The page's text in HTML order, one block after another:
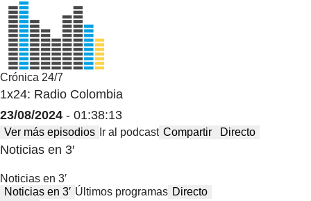
Crónica 24/7
1x24: Radio Colombia
23/08/2024 - 01:38:13
Ver más episodios Ir al podcast Compartir Directo
Noticias en 3′
Noticias en 3′
Noticias en 3′ Últimos programas Directo